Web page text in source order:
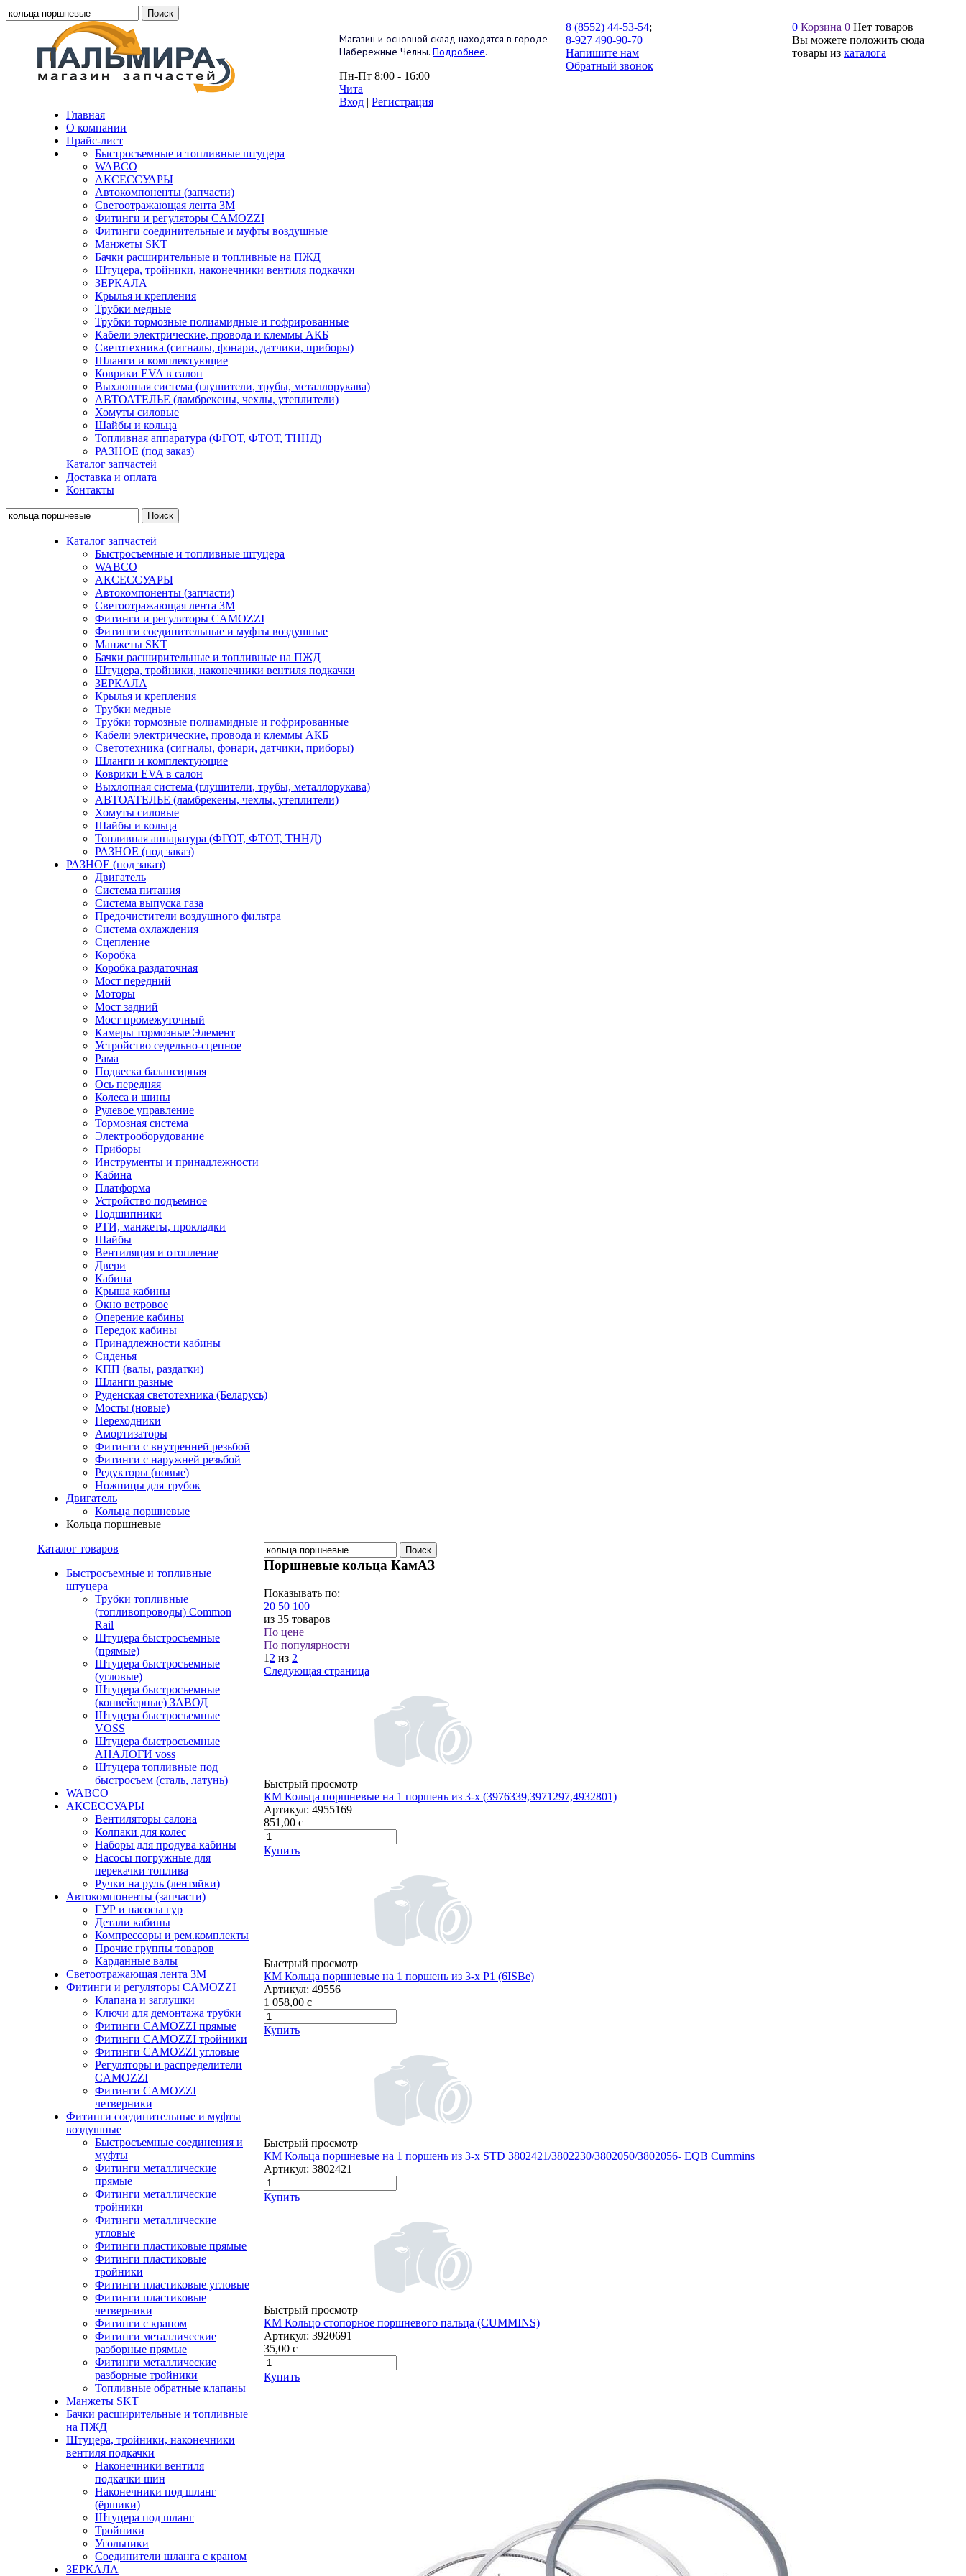
Магазин и основной склад находятся в городе
Набережные Челны. Подробнее.
Пн-Пт 8:00 - 16:00
Чита
Вход | Регистрация
8 (8552) 44-53-54;
8-927 490-90-70
Напишите нам
Обратный звонок
0 Корзина 0 Нет товаров
Вы можете положить сюда
товары из каталога
Главная
О компании
Прайс-лист
Быстросъемные и топливные штуцера
WABCO
АКСЕССУАРЫ
Автокомпоненты (запчасти)
Светоотражающая лента 3М
Фитинги и регуляторы CAMOZZI
Фитинги соединительные и муфты воздушные
Манжеты SKT
Бачки расширительные и топливные на ПЖД
Штуцера, тройники, наконечники вентиля подкачки
ЗЕРКАЛА
Крылья и крепления
Трубки медные
Трубки тормозные полиамидные и гофрированные
Кабели электрические, провода и клеммы АКБ
Светотехника (сигналы, фонари, датчики, приборы)
Шланги и комплектующие
Коврики EVA в салон
Выхлопная система (глушители, трубы, металлорукава)
АВТОАТЕЛЬЕ (ламбрекены, чехлы, утеплители)
Хомуты силовые
Шайбы и кольца
Топливная аппаратура (ФГОТ, ФТОТ, ТННД)
РАЗНОЕ (под заказ)
Каталог запчастей
Доставка и оплата
Контакты
Каталог запчастей
Быстросъемные и топливные штуцера
WABCO
АКСЕССУАРЫ
Автокомпоненты (запчасти)
Светоотражающая лента 3М
Фитинги и регуляторы CAMOZZI
Фитинги соединительные и муфты воздушные
Манжеты SKT
Бачки расширительные и топливные на ПЖД
Штуцера, тройники, наконечники вентиля подкачки
ЗЕРКАЛА
Крылья и крепления
Трубки медные
Трубки тормозные полиамидные и гофрированные
Кабели электрические, провода и клеммы АКБ
Светотехника (сигналы, фонари, датчики, приборы)
Шланги и комплектующие
Коврики EVA в салон
Выхлопная система (глушители, трубы, металлорукава)
АВТОАТЕЛЬЕ (ламбрекены, чехлы, утеплители)
Хомуты силовые
Шайбы и кольца
Топливная аппаратура (ФГОТ, ФТОТ, ТННД)
РАЗНОЕ (под заказ)
РАЗНОЕ (под заказ)
Двигатель
Система питания
Система выпуска газа
Предочистители воздушного фильтра
Система охлаждения
Сцепление
Коробка
Коробка раздаточная
Мост передний
Моторы
Мост задний
Мост промежуточный
Камеры тормозные Элемент
Устройство седельно-сцепное
Рама
Подвеска балансирная
Ось передняя
Колеса и шины
Рулевое управление
Тормозная система
Электрооборудование
Приборы
Инструменты и принадлежности
Кабина
Платформа
Устройство подъемное
Подшипники
РТИ, манжеты, прокладки
Шайбы
Вентиляция и отопление
Двери
Кабина
Крыша кабины
Окно ветровое
Оперение кабины
Передок кабины
Принадлежности кабины
Сиденья
КПП (валы, раздатки)
Шланги разные
Руденская светотехника (Беларусь)
Мосты (новые)
Переходники
Амортизаторы
Фитинги с внутренней резьбой
Фитинги с наружней резьбой
Редукторы (новые)
Ножницы для трубок
Двигатель
Кольца поршневые
Кольца поршневые
Каталог товаров
Быстросъемные и топливные
штуцера
Трубки топливные
(топливопроводы) Common
Rail
Штуцера быстросъемные
(прямые)
Штуцера быстросъемные
(угловые)
Штуцера быстросъемные
(конвейерные) ЗАВОД
Штуцера быстросъемные
VOSS
Штуцера быстросъемные
АНАЛОГИ voss
Штуцера топливные под
быстросъем (сталь, латунь)
WABCO
АКСЕССУАРЫ
Вентиляторы салона
Колпаки для колес
Наборы для продува кабины
Насосы погружные для
перекачки топлива
Ручки на руль (лентяйки)
Автокомпоненты (запчасти)
ГУР и насосы гур
Детали кабины
Компрессоры и рем.комплекты
Прочие группы товаров
Карданные валы
Светоотражающая лента 3М
Фитинги и регуляторы CAMOZZI
Клапана и заглушки
Ключи для демонтажа трубки
Фитинги CAMOZZI прямые
Фитинги CAMOZZI тройники
Фитинги CAMOZZI угловые
Регуляторы и распределители
CAMOZZI
Фитинги CAMOZZI
четверники
Фитинги соединительные и муфты
воздушные
Быстросъемные соединения и
муфты
Фитинги металлические
прямые
Фитинги металлические
тройники
Фитинги металлические
угловые
Фитинги пластиковые прямые
Фитинги пластиковые
тройники
Фитинги пластиковые угловые
Фитинги пластиковые
четверники
Фитинги с краном
Фитинги металлические
разборные прямые
Фитинги металлические
разборные тройники
Топливные обратные клапаны
Манжеты SKT
Бачки расширительные и топливные
на ПЖД
Штуцера, тройники, наконечники
вентиля подкачки
Наконечники вентиля
подкачки шин
Наконечники под шланг
(ёршики)
Штуцера под шланг
Тройники
Угольники
Соединители шланга с краном
ЗЕРКАЛА
Поршневые кольца КамАЗ
Показывать по:
20 50 100
из 35 товаров
По цене
По популярности
1 2 из 2
Следующая страница
Быстрый просмотр
КМ Кольца поршневые на 1 поршень из 3-х (3976339,3971297,4932801)
Артикул: 4955169
851,00 c
Купить
Быстрый просмотр
КМ Кольца поршневые на 1 поршень из 3-х Р1 (6ISBe)
Артикул: 49556
1 058,00 c
Купить
Быстрый просмотр
КМ Кольца поршневые на 1 поршень из 3-х STD 3802421/3802230/3802050/3802056- EQB Cummins
Артикул: 3802421
Купить
Быстрый просмотр
КМ Кольцо стопорное поршневого пальца (СUMMINS)
Артикул: 3920691
35,00 c
Купить